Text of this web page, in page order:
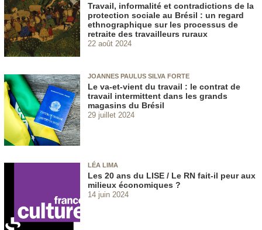
Travail, informalité et contradictions de la
protection sociale au Brésil : un regard
ethnographique sur les processus de
retraite des travailleurs ruraux
22 août 2024
JOANNES PAULUS SILVA FORTE
Le va-et-vient du travail : le contrat de
travail intermittent dans les grands
magasins du Brésil
29 juillet 2024
LÉA LIMA
Les 20 ans du LISE / Le RN fait-il peur aux
milieux économiques ?
14 juin 2024